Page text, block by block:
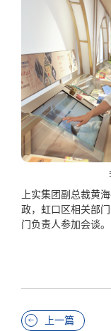
上实集团副总裁黄
政，虹口区相关部
门负责人参加会谈。
上一篇